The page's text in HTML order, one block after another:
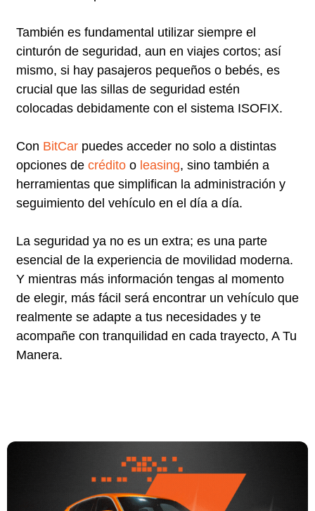
También es fundamental utilizar siempre el
cinturón de seguridad, aun en viajes cortos; así
mismo, si hay pasajeros pequeños o bebés, es
crucial que las sillas de seguridad estén
colocadas debidamente con el sistema ISOFIX.
Con BitCar puedes acceder no solo a distintas
opciones de crédito o leasing, sino también a
herramientas que simplifican la administración y
seguimiento del vehículo en el día a día.
La seguridad ya no es un extra; es una parte
esencial de la experiencia de movilidad moderna.
Y mientras más información tengas al momento
de elegir, más fácil será encontrar un vehículo que
realmente se adapte a tus necesidades y te
acompañe con tranquilidad en cada trayecto, A Tu
Manera.